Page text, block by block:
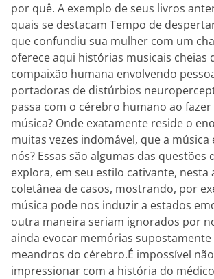
por quê. A exemplo de seus livros
quais se destacam Tempo de
que confundiu sua mulher com um
oferece aqui histórias musicais cheias
compaixão humana envolvendo
portadoras de distúrbios
passa com o cérebro humano ao
música? Onde exatamente reside o
muitas vezes indomável, que a música
nós? Essas são algumas das questões
explora, em seu estilo cativante, nesta
coletânea de casos, mostrando, por
música pode nos induzir a estados
outra maneira seriam ignorados por
ainda evocar memórias
meandros do cérebro.É impossível
impressionar com a história do